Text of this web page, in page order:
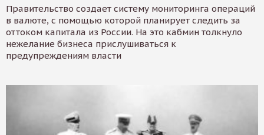
Правительство создает систему мониторинга операций
в валюте, с помощью которой планирует следить за
оттоком капитала из России. На это кабмин толкнуло
нежелание бизнеса прислушиваться к
предупреждениям власти